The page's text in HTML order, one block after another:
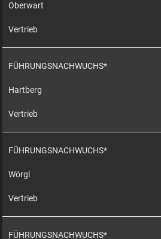
Oberwart
Vertrieb
FÜHRUNGSNACHWUCHS*
Hartberg
Vertrieb
FÜHRUNGSNACHWUCHS*
Wörgl
Vertrieb
FÜHRUNGSNACHWUCHS*